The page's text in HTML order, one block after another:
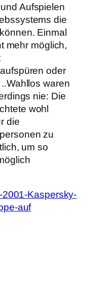
Aufspielen
die
Einmal
mehr möglich,
oder
waren
nie: Die
wohl
die
zu
um so
Kaspersky-
auf